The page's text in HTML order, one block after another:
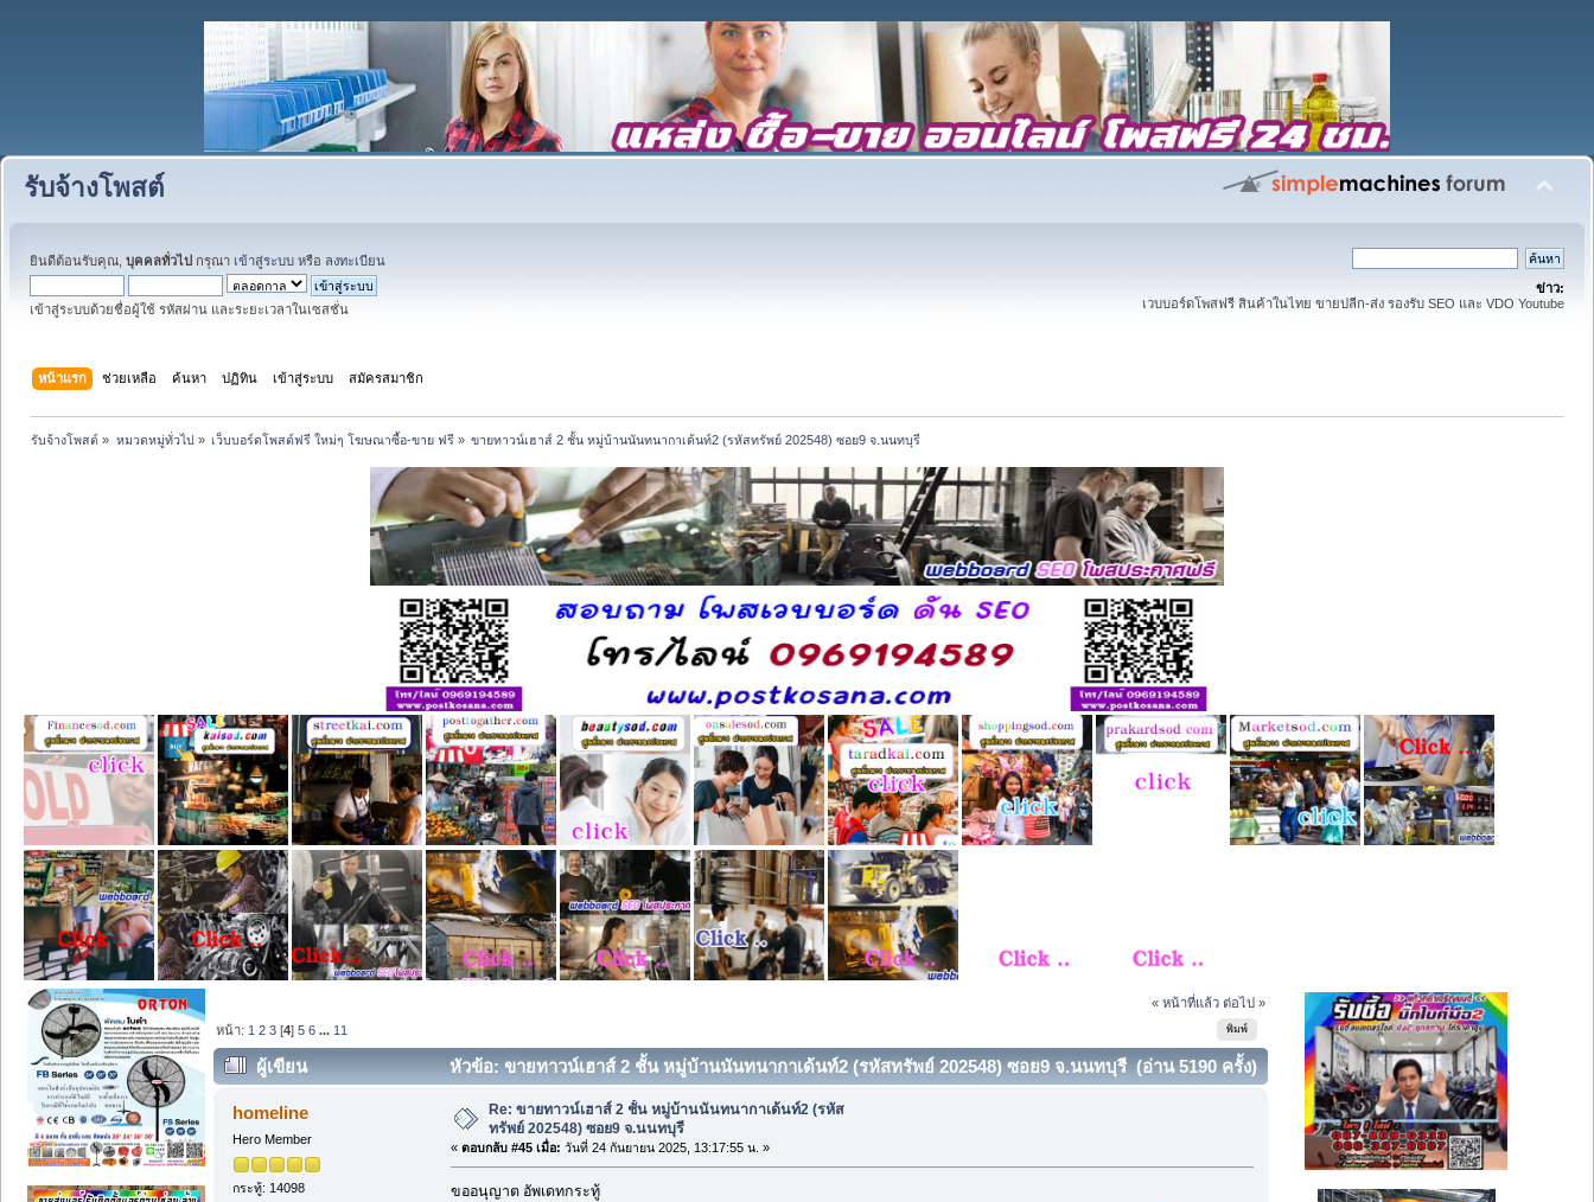
รับจ้างโพสต์
ยินดีต้อนรับคุณ, บุคคลทั่วไป กรุณา เข้าสู่ระบบ หรือ ลงทะเบียน
เข้าสู่ระบบด้วยชื่อผู้ใช้ รหัสผ่าน และระยะเวลาในเซสชั่น
ข่าว:
เวบบอร์ดโพสฟรี สินค้าในไทย ขายปลีก-ส่ง รองรับ SEO และ VDO Youtube
หน้าแรก ช่วยเหลือ ค้นหา ปฏิทิน เข้าสู่ระบบ สมัครสมาชิก
รับจ้างโพสต์ » หมวดหมู่ทั่วไป» เว็บบอร์ดโพสต์ฟรี ใหม่ๆ โฆษณาซื้อ-ขาย ฟรี» ขายทาวน์เฮาส์ 2 ชั้น หมู่บ้านนันทนากาเด้นท์2 (รหัสทรัพย์ 202548) ซอย9 จ.นนทบุรี
« หน้าที่แล้ว ต่อไป »
พิมพ์
หน้า: 1 2 3 [4]5 6 ... 11
ผู้เขียน หัวข้อ: ขายทาวน์เฮาส์ 2 ชั้น หมู่บ้านนันทนากาเด้นท์2 (รหัสทรัพย์ 202548) ซอย9 จ.นนทบุรี (อ่าน 5190 ครั้ง)
homeline
Hero Member
กระทู้: 14098
Re: ขายทาวน์เฮาส์ 2 ชั้น หมู่บ้านนันทนากาเด้นท์2 (รหัส
ทรัพย์ 202548) ซอย9 จ.นนทบุรี
« ตอบกลับ #45 เมื่อ: วันที่ 24 กันยายน 2025, 13:17:55 น. »
ขออนุญาต อัพเดทกระทู้